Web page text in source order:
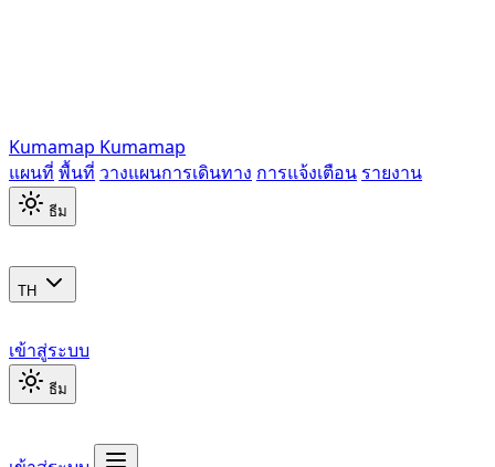
Kumamap Kumamap
แผนที่ พื้นที่ วางแผนการเดินทาง การแจ้งเตือน รายงาน
ธีม
TH
เข้าสู่ระบบ
ธีม